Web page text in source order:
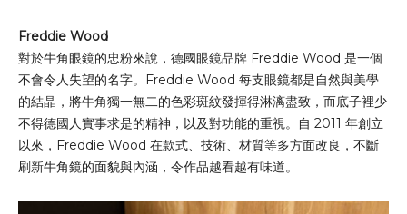
Freddie Wood
對於牛角眼鏡的忠粉來說，德國眼鏡品牌 Freddie Wood 是一個
不會令人失望的名字。Freddie Wood 每支眼鏡都是自然與美學
的結晶，將牛角獨一無二的色彩斑紋發揮得淋漓盡致，而底子裡少
不得德國人實事求是的精神，以及對功能的重視。自 2011 年創立
以來，Freddie Wood 在款式、技術、材質等多方面改良，不斷
刷新牛角鏡的面貌與內涵，令作品越看越有味道。